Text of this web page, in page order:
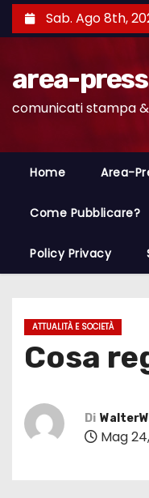
a
Sab. Ago 8th,
area-
comunicati stampa
Home Area-
Come Pubblicare?
Policy Privacy
ATTUALITÀ E SOCIETÀ
Cosa
Di WalterW
Mag